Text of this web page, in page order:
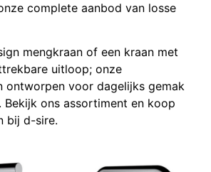
complete aanbod van losse
mengkraan of een kraan met
uitloop; onze
ontworpen voor dagelijks gemak
Bekijk ons assortiment en koop
bij d-sire.